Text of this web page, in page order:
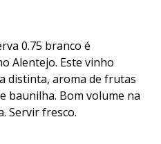
0.75 branco é
Alentejo. Este vinho
distinta, aroma de frutas
baunilha. Bom volume na
Servir fresco.